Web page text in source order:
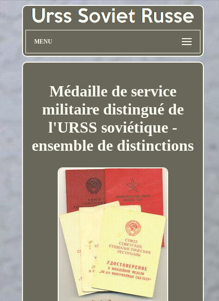
MENU
Médaille de service
militaire distingué de
l'URSS soviétique -
ensemble de distinctions